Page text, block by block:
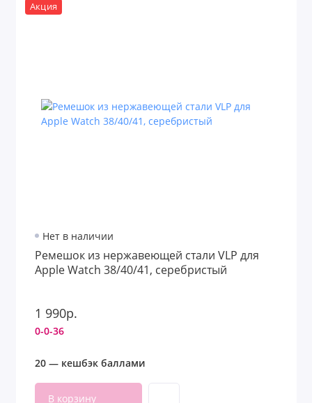
Акция
Нет в наличии
Ремешок из нержавеющей стали VLP для
Apple Watch 38/40/41, серебристый
1 990р.
0-0-36
20 — кешбэк баллами
В корзину